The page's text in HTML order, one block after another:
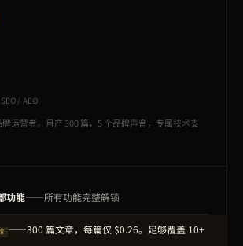
/ AEO
运营者。月产 300 篇，5 个品牌声音，专属技术支
功能——所有功能完整解锁
——300 篇文章，每篇仅 $0.26。足够覆盖 10+